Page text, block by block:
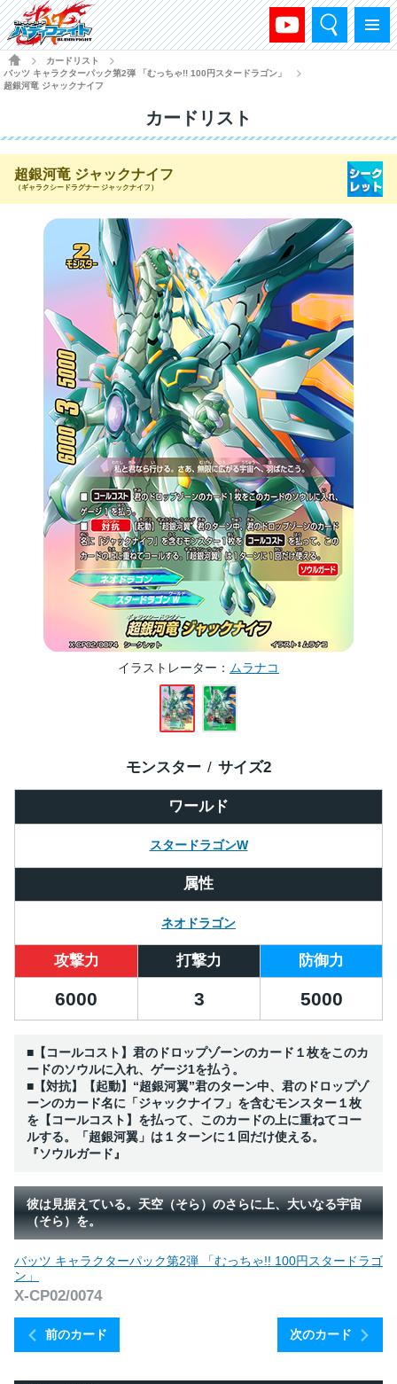
メニュー
検索
HOME
カードリスト
バッツ キャラクターパック第2弾 「むっちゃ!! 100円スタードラゴン」
超銀河竜 ジャックナイフ
カードリスト
超銀河竜 ジャックナイフ
（ギャラクシードラグナー ジャックナイフ）
イラストレーター ムラナコ
ワールド
スタードラゴンW
モンスター サイズ2
属性
ネオドラゴン
攻撃力 打撃力 防御力
6000 3 5000
■【コールコスト】君のドロップゾーンのカード１枚をこのカ
ードのソウルに入れ、ゲージ1を払う。
■【対抗】【起動】“超銀河翼”君のターン中、君のドロップゾ
ーンのカード名に「ジャックナイフ」を含むモンスター１枚
を【コールコスト】を払って、このカードの上に重ねてコー
ルする。「超銀河翼」は１ターンに１回だけ使える。
『ソウルガード』
彼は見据えている。天空（そら）のさらに上、大いなる宇宙
（そら）を。
前のカード
バッツ キャラクターパック第2弾 「むっちゃ!! 100円スタードラゴ
ン」
X-CP02/0074
次のカード